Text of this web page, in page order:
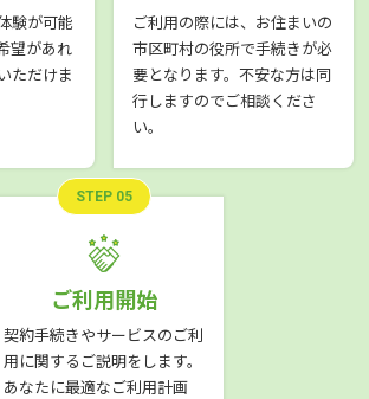
験が可能
望があれ
ただけま
ご利用の際には、お住まいの
市区町村の役所で手続きが必
要となります。不安な方は同
行しますのでご相談くださ
い。
STEP 05
ご利用開始
契約手続きやサービスのご利
用に関するご説明をします。
あなたに最適なご利用計画